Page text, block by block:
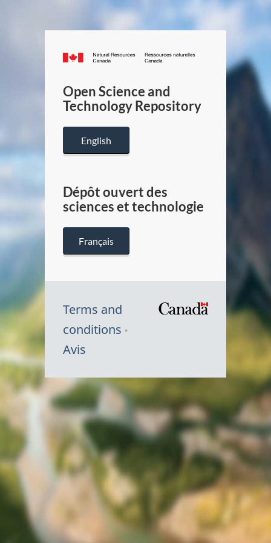
Canada.ca
/
Canada
Open Science and
Technology Repository
English
Dépôt ouvert des
sciences et technologie
Français
Terms and
conditions
Avis
Canada